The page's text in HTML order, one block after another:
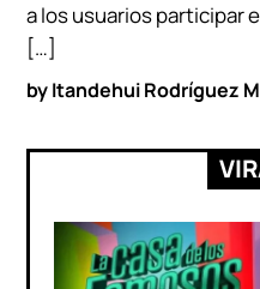
byItandehui Rodríguez
a los usuarios participar
[…]